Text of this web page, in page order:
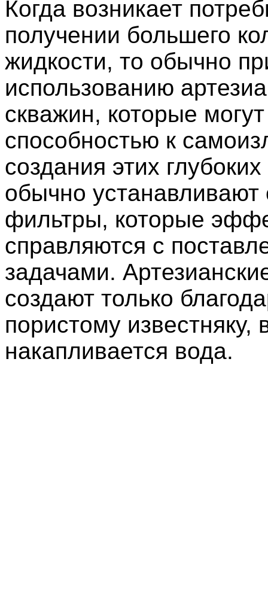
Когда возникает
получении большего
жидкости, то обычно
использованию
скважин, которые
способностью к
создания этих
обычно устанавливают
фильтры, которые
справляются с
задачами.
создают только
пористому известняку,
накапливается вода.